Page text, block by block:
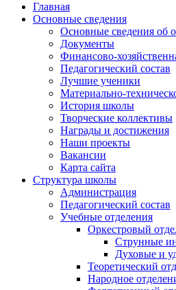
Главная
Основные сведения
Основные сведения об
Документы
Финансово-
Педагогический состав
Лучшие ученики
Материально-
История школы
Творческие коллективы
Награды и достижения
Наши проекты
Вакансии
Карта сайта
Структура школы
Администрация
Педагогический состав
Учебные отделения
Оркестровый
Струнные
Духовые и
Теоретический
Народное